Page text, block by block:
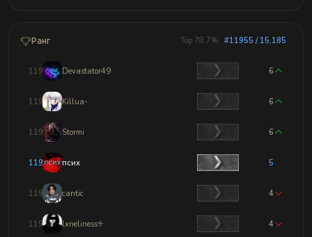
Ранг Top 78.7% #11955 / 15,185
11952 Devastator49 6
11953 Killua- 6
11954 Stormi 6
11955 псих 5
11956 cantic 4
11957 lxneliness♱ 4